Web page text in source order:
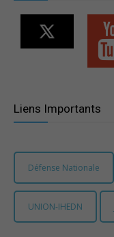
Liens Importants
Défense Nationale
UNION-IHEDN